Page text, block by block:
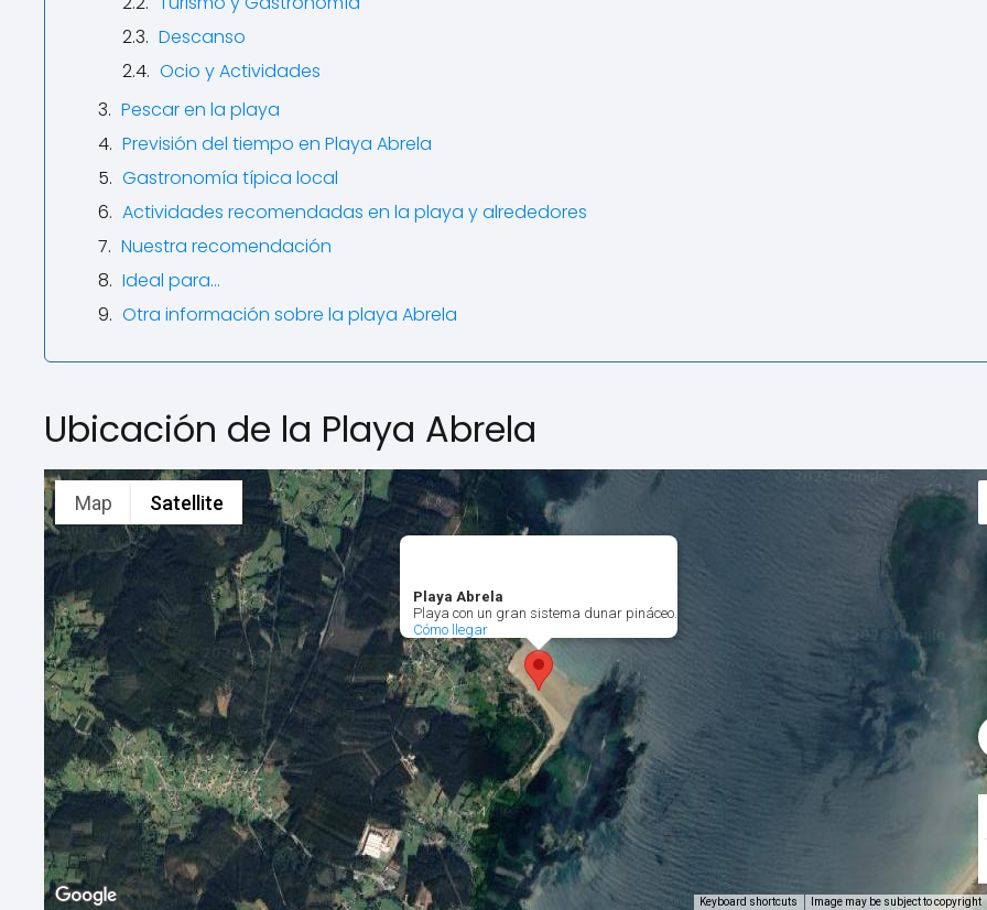
Descanso
Ocio y Actividades
Pescar en la playa
Previsión del tiempo en Playa Abrela
Gastronomía típica local
Actividades recomendadas en la playa y alrededores
Nuestra recomendación
Ideal para…
Otra información sobre la playa Abrela
Ubicación de la Playa Abrela
Playa Abrela
Playa con un gran sistema dunar pináceo.
Cómo llegar
Map Satellite
Keyboard shortcuts Image may be subject to copyright